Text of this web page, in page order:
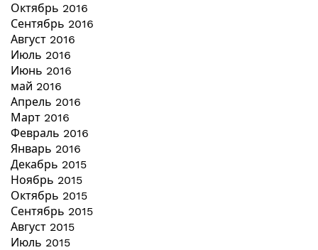
Октябрь 2016
Сентябрь 2016
Август 2016
Июль 2016
Июнь 2016
май 2016
Апрель 2016
Март 2016
Февраль 2016
Январь 2016
Декабрь 2015
Ноябрь 2015
Октябрь 2015
Сентябрь 2015
Август 2015
Июль 2015